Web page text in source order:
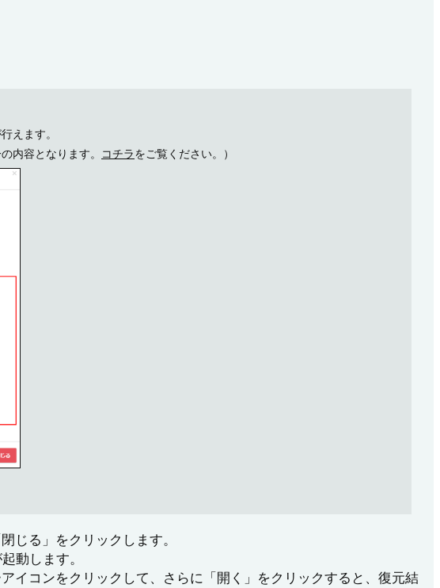
えます。
内容となります。
コチラをご覧ください。）
じる」をクリックします。
動します。
イコンをクリックして、さらに「開く」をクリックすると、復元結